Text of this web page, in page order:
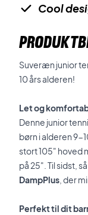
Cool
Suveræn junior
10 års alderen!
Let og
Denne junior
børn i alderen 9-
stort 105" hoved
på 25". Til sidst,
DampPlus , der
Perfekt til dit